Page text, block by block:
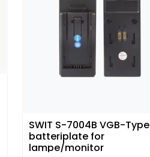
SWIT S-7004B VGB-Type
batteriplate for
lampe/monitor